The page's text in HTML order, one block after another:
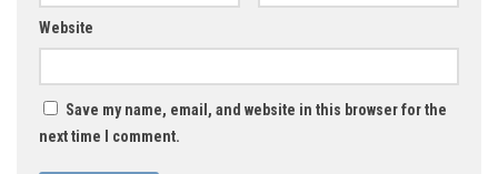
Website
Save my name, email, and website in this browser for the
next time I comment.